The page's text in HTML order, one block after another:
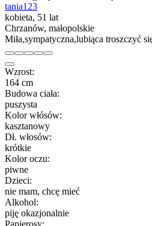
tania123
kobieta, 51 lat
Chrzanów, małopolskie
Miła,sympatyczna,lubiąca troszczyć
Wzrost:
164 cm
Budowa ciała:
puszysta
Kolor włósów:
kasztanowy
Dł. włosów:
krótkie
Kolor oczu:
piwne
Dzieci:
nie mam, chcę mieć
Alkohol:
piję okazjonalnie
Papierosy: